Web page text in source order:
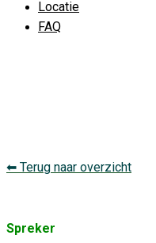
Locatie
FAQ
⬅ Terug naar overzicht
Spreker